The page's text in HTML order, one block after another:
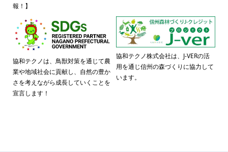
報！】
協和テクノは、鳥獣対策を通じて農
業や地域社会に貢献し、自然の豊か
さを考えながら成長していくことを
宣言します！
協和テクノ株式会社は、J-VERの活
用を通じ信州の森づくりに協力して
います。